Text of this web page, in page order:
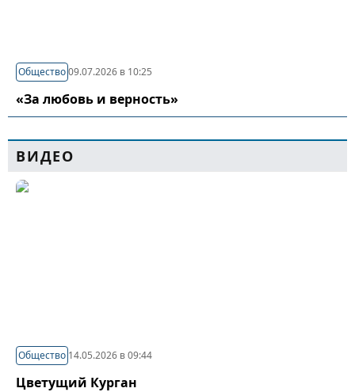
Общество09.07.2026 в 10:25
«За любовь и верность»
ВИДЕО
Общество 14.05.2026 в 09:44
Цветущий Курган